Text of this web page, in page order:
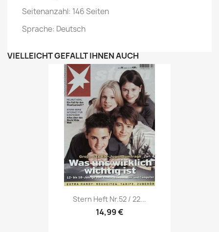
Seitenanzahl: 146 Seiten
Sprache: Deutsch
VIELLEICHT GEFÄLLT IHNEN AUCH
Vorschau
Stern Heft Nr.52 / 22...
14,99 €